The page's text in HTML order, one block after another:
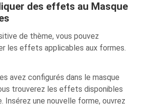
des effets au Masque
de thème, vous pouvez
les effets applicables aux formes.
avez configurés dans le masque
trouverez les effets disponibles
Insérez une nouvelle forme, ouvrez